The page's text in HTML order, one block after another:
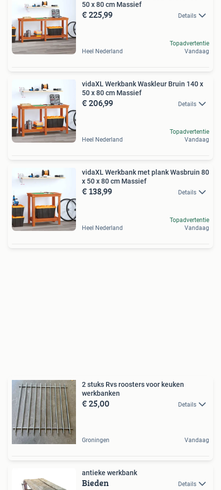
50 x 80 cm Massief
€ 225,99 Details
Heel Nederland
Topadvertentie
Vandaag
vidaXL Werkbank Waskleur Bruin 140 x
50 x 80 cm Massief
€ 206,99 Details
Heel Nederland
Topadvertentie
Vandaag
vidaXL Werkbank met plank Wasbruin 80
x 50 x 80 cm Massief
€ 138,99 Details
Heel Nederland
Topadvertentie
Vandaag
2 stuks Rvs roosters voor keuken
werkbanken
€ 25,00 Details
Groningen Vandaag
antieke werkbank
Bieden Details